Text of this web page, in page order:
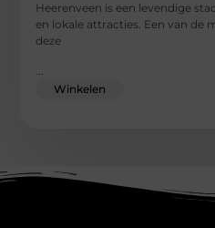
Heerenveen is een levendige
en lokale attracties. Een van de
deze
Winkelen